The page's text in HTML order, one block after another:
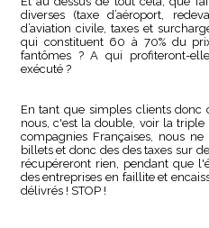
diverses (taxe d’aéroport,
d’aviation civile, taxes et
qui constituent 60 à 70% du
fantômes ? A qui profiteront-
exécuté ?
En tant que simples clients donc
nous, c'est la double, voir la
compagnies Françaises, nous
billets et donc des des taxes sur
récupéreront rien, pendant que
des entreprises en faillite et
délivrés ! STOP !